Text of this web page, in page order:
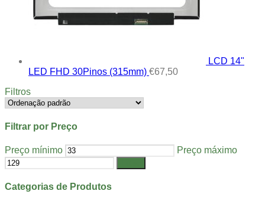
LCD 14"
LED FHD 30Pinos (315mm) €67,50
Filtros
Filtrar por Preço
Preço mínimo Preço máximo
Categorias de Produtos